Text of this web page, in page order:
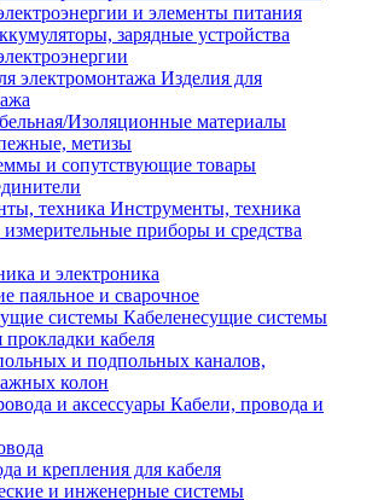
и элементы питания
зарядные устройства
Изделия для
Изоляционные материалы
метизы
и сопутствующие товары
Инструменты, техника
приборы и средства
и электроника
паяльное и сварочное
Кабеленесущие системы
кабеля
и подпольных каналов,
колон
Кабели, провода и
и крепления для кабеля